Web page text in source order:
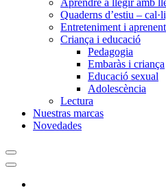
Aprendre a llegir amb
Quaderns d’estiu –
Entreteniment i
Criança i educació
Pedagogia
Embaràs i criança
Educació sexual
Adolescència
Lectura
Nuestras marcas
Novedades